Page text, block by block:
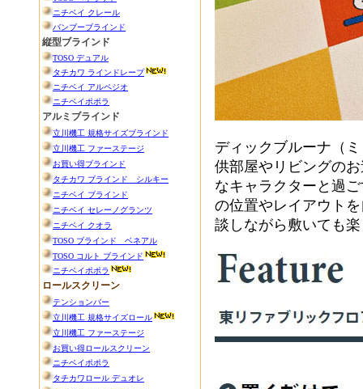
ディックブルーナ（
供部屋やリビングの
なキャラクターと過
の位置やレイアウト
談しながら敷いても